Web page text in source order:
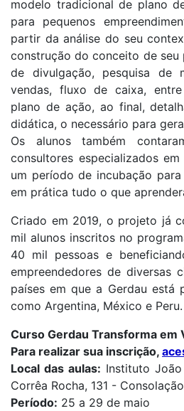
modelo tradicional de plano
para pequenos
partir da análise do seu
construção do conceito de
de divulgação, pesquisa de
vendas, fluxo de caixa,
plano de ação, ao final,
didática, o necessário para
Os alunos também
consultores especializados
um período de incubação
em prática tudo o que
Criado em 2019, o projeto já
mil alunos inscritos no
40 mil pessoas e
empreendedores de diversas
países em que a Gerdau está
como Argentina, México e Peru.
Curso Gerdau Transforma em
Para realizar sua inscrição,
Local das aulas: Instituto João
Corrêa Rocha, 131 -
Período: 25 a 29 de maio